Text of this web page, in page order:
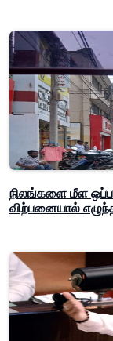
நிலங்களை மீள
விற்பனையால்